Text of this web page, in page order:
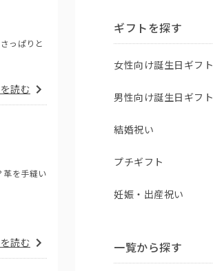
っぱりと
読む
革を手縫い
読む
ギフトを探す
女性向け誕生日ギフト
男性向け誕生日ギフト
結婚祝い
プチギフト
妊娠・出産祝い
一覧から探す